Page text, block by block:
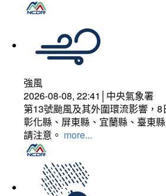
強風
2026-08-08, 22:41│中央氣象署
第13號颱風及其外圍環流影響，
彰化縣、屏東縣、宜蘭縣、臺東
請注意。 more...